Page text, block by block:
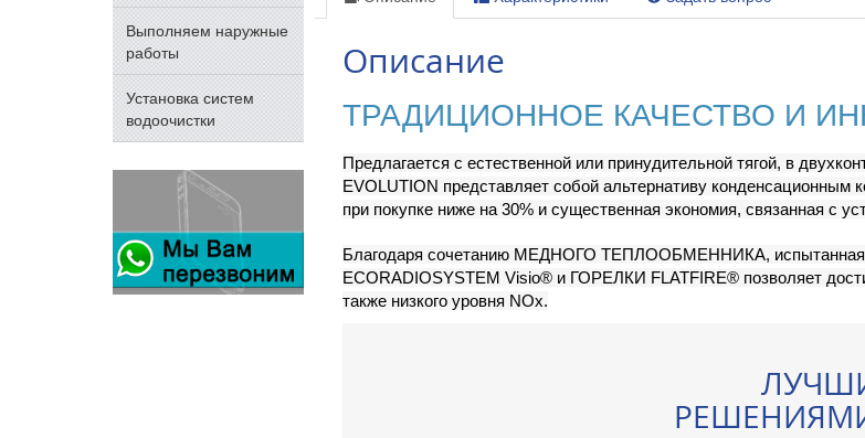
Описание
ТРАДИЦИОННОЕ КАЧЕСТВО И
Предлагается с естественной или принудительной тягой, в
EVOLUTION представляет собой альтернативу конденсационным
при покупке ниже на 30% и существенная экономия, связанная с
Благодаря сочетанию МЕДНОГО ТЕПЛООБМЕННИКА, испытанная
ECORADIOSYSTEM Visio® и ГОРЕЛКИ FLATFIRE® позволяет
также низкого уровня NOx.
РЕШЕНИЯМИ
Выполняем наружные
работы
Установка систем
водоочистки